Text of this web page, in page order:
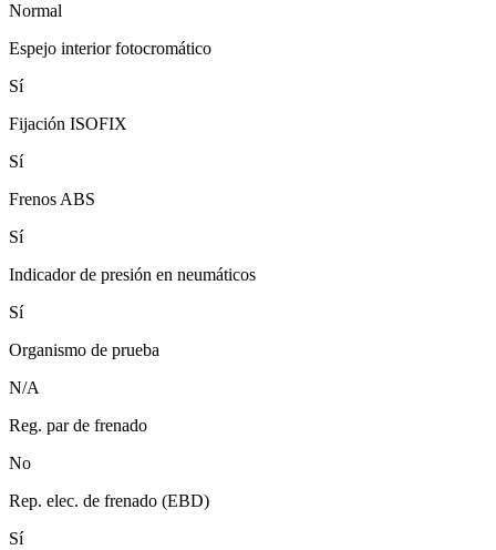
Normal
Espejo interior fotocromático
Sí
Fijación ISOFIX
Sí
Frenos ABS
Sí
Indicador de presión en neumáticos
Sí
Organismo de prueba
N/A
Reg. par de frenado
No
Rep. elec. de frenado (EBD)
Sí